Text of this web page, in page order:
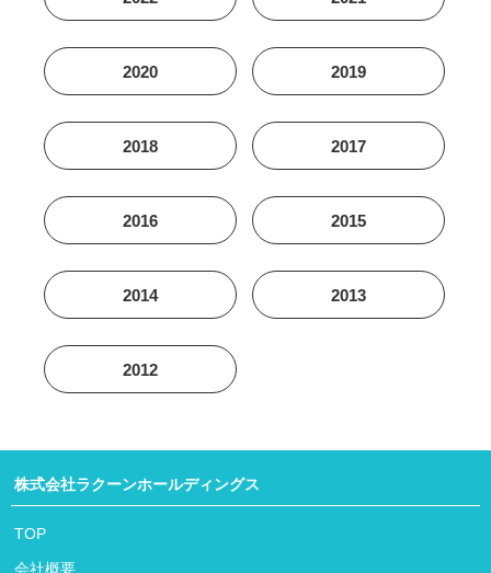
2020 2019
2018 2017
2016 2015
2014 2013
2012
株式会社ラクーンホールディングス
TOP
会社概要